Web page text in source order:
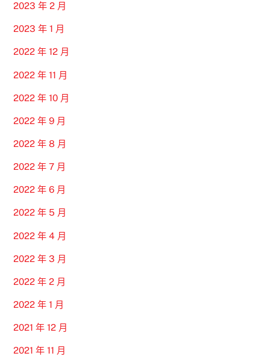
2023 年 2 月
2023 年 1 月
2022 年 12 月
2022 年 11 月
2022 年 10 月
2022 年 9 月
2022 年 8 月
2022 年 7 月
2022 年 6 月
2022 年 5 月
2022 年 4 月
2022 年 3 月
2022 年 2 月
2022 年 1 月
2021 年 12 月
2021 年 11 月